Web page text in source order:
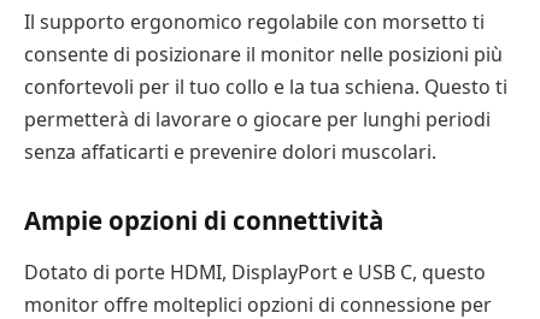
Il supporto ergonomico regolabile con morsetto ti
consente di posizionare il monitor nelle posizioni più
confortevoli per il tuo collo e la tua schiena. Questo ti
permetterà di lavorare o giocare per lunghi periodi
senza affaticarti e prevenire dolori muscolari.
Ampie opzioni di connettività
Dotato di porte HDMI, DisplayPort e USB C, questo
monitor offre molteplici opzioni di connessione per